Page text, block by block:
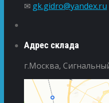
✉ gk.gidro@yandex.ru
Адрес склада
г.Москва,